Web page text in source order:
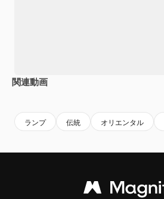
関連動画
ランプ 伝統 オリエンタル